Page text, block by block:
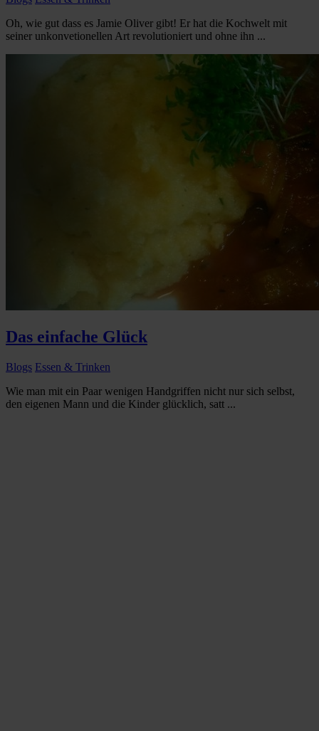
Oh, wie gut dass es Jamie Oliver gibt! Er hat die Kochwelt mit
seiner unkonvetionellen Art revolutioniert und ohne ihn ...
Das einfache Glück
Blogs Essen & Trinken
Wie man mit ein Paar wenigen Handgriffen nicht nur sich selbst,
den eigenen Mann und die Kinder glücklich, satt ...